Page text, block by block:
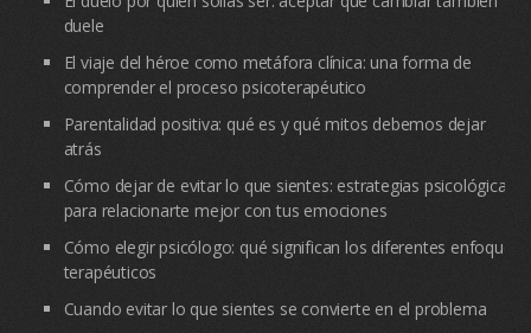
duele
El viaje del héroe como metáfora clínica: una forma de
comprender el proceso psicoterapéutico
Parentalidad positiva: qué es y qué mitos debemos dejar
atrás
Cómo dejar de evitar lo que sientes: estrategias psicológicas
para relacionarte mejor con tus emociones
Cómo elegir psicólogo: qué significan los diferentes enfoques
terapéuticos
Cuando evitar lo que sientes se convierte en el problema